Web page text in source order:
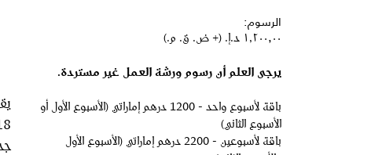
الرسوم:
١٬٢٠٠٫٠٠ د.إ.‏ (+ ض. ق. م.)
يرجى العلم أن رسوم ورشة العمل غير مستردة.
باقة لأسبوع واحد - 1200 درهم إماراتي (الأسبوع الأول أو
الأسبوع الثاني)
باقة لأسبوعين - 2200 درهم إماراتي (الأسبوع الأول